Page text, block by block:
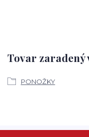
Tovar zaradený
PONOŽKY